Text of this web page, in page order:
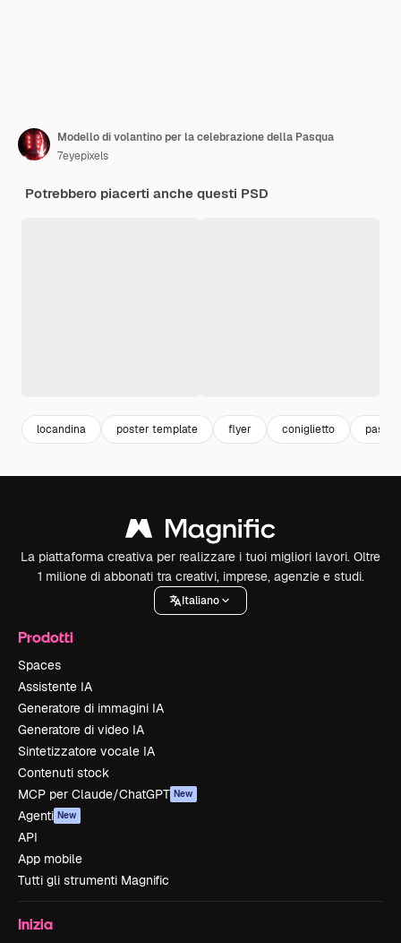
Modello di volantino per la celebrazione della Pasqua
7eyepixels
Potrebbero piacerti anche questi PSD
locandina poster template flyer coniglietto pasqua
La piattaforma creativa per realizzare i tuoi migliori lavori. Oltre
1 milione di abbonati tra creativi, imprese, agenzie e studi.
Italiano
Prodotti
Spaces
Assistente IA
Generatore di immagini IA
Generatore di video IA
Sintetizzatore vocale IA
Contenuti stock
MCP per Claude/ChatGPT New
Agenti New
API
App mobile
Tutti gli strumenti Magnific
Inizia